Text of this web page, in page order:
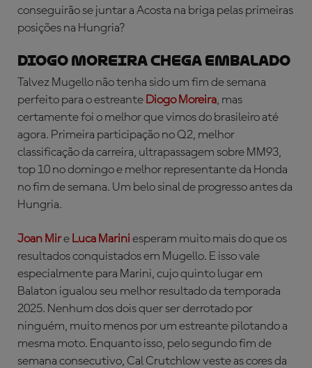
conseguirão se juntar a Acosta na briga pelas primeiras
posições na Hungria?
DIOGO MOREIRA CHEGA EMBALADO
Talvez Mugello não tenha sido um fim de semana
perfeito para o estreante Diogo Moreira, mas
certamente foi o melhor que vimos do brasileiro até
agora. Primeira participação no Q2, melhor
classificação da carreira, ultrapassagem sobre MM93,
top 10 no domingo e melhor representante da Honda
no fim de semana. Um belo sinal de progresso antes da
Hungria.
Joan Mire Luca Marini esperam muito mais do que os
resultados conquistados em Mugello. E isso vale
especialmente para Marini, cujo quinto lugar em
Balaton igualou seu melhor resultado da temporada
2025. Nenhum dos dois quer ser derrotado por
ninguém, muito menos por um estreante pilotando a
mesma moto. Enquanto isso, pelo segundo fim de
semana consecutivo, Cal Crutchlow veste as cores da